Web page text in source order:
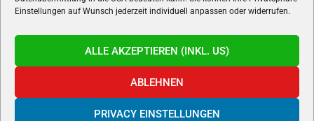
Einstellungen auf Wunsch jederzeit individuell anpassen oder widerrufen.
ALLE AKZEPTIEREN (INKL. US)
ABLEHNEN
PRIVACY EINSTELLUNGEN